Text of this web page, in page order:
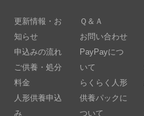
更新情報・お
知らせ
申込みの流れ
ご供養・処分
料金
人形供養申込
み
Ｑ＆Ａ
お問い合わせ
PayPayにつ
いて
らくらく人形
供養パックに
ついて